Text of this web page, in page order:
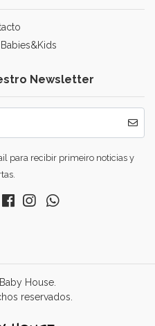
Newsletter
para recibir primeiro noticias y
House.
reservados.